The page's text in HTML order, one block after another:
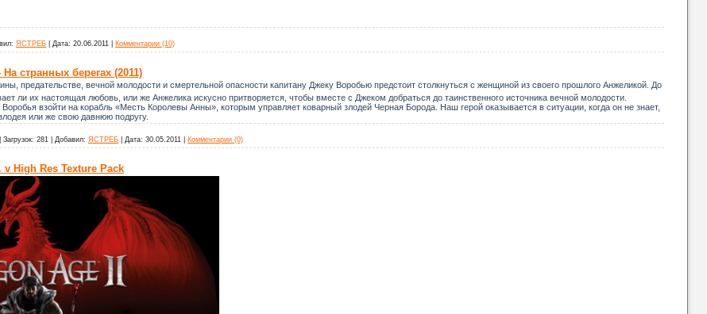
ЯСТРЕБ Дата: 20.06.2011 Комментарии (10)
странных берегах (2011)
предательстве, вечной молодости и смертельной опасности капитану Джеку Воробью предстоит столкнуться с женщиной из своего прошлого Анжеликой. До
ли их настоящая любовь, или же Анжелика искусно притворяется, чтобы вместе с Джеком добраться до таинственного источника вечной молодости.
взойти на корабль «Месть Королевы Анны», которым управляет коварный злодей Черная Борода. Наш герой оказывается в ситуации, когда он не знает,
или же свою давнюю подругу.
Загрузок: 281 Добавил: ЯСТРЕБ Дата: 30.05.2011 Комментарии (0)
High Res Texture Pack